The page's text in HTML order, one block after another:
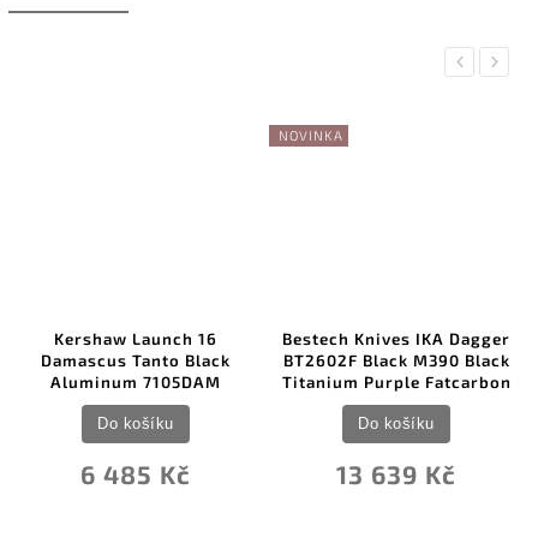
Previous
Kershaw Launch 16
Damascus Tanto Black
Aluminum 7105DAM
6 485 Kč
Do košíku
NOVINKA
Bestech Knives IKA Dagger
BT2602F Black M390 Black
Titanium Purple Fatcarbon
13 639 Kč
Do košíku
Next